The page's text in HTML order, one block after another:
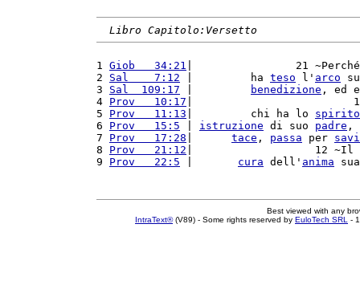
Libro Capitolo:Versetto
1 Giob   34:21 |                21
2 Sal    7:12 |         ha teso l' arco
3 Sal  109:17 benedizione , ed
4 Prov   10:17 |
5 Prov   11:13 |         chi ha lo spirito
6 Prov   15:5 istruzione di suo padre ,
7 Prov   17:28 tace , passa per
8 Prov   21:12 |                   12 ~Il
9 Prov   22:5 cura dell' anima
Best viewed with any
IntraText®(V89) - Some rights reserved by EuloTech SRL -